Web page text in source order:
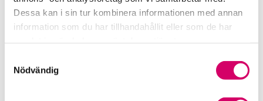
Dessa kan i sin tur kombinera informationen med annan
information som du har tillhandahållit eller som de har
Nödvändig
070-475 23 88
Stockholm